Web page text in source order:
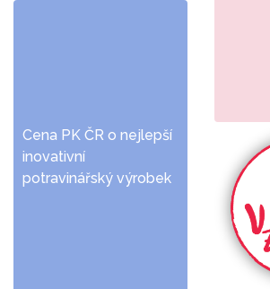
Cena PK ČR o nejlepší
inovativní
potravinářský výrobek